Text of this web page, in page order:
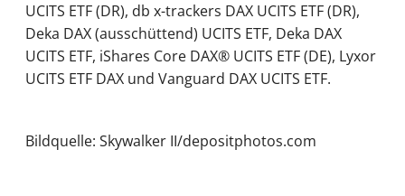
UCITS ETF (DR), db x-trackers DAX UCITS ETF (DR),
Deka DAX (ausschüttend) UCITS ETF, Deka DAX
UCITS ETF, iShares Core DAX® UCITS ETF (DE), Lyxor
UCITS ETF DAX und Vanguard DAX UCITS ETF.
Bildquelle: Skywalker II/depositphotos.com